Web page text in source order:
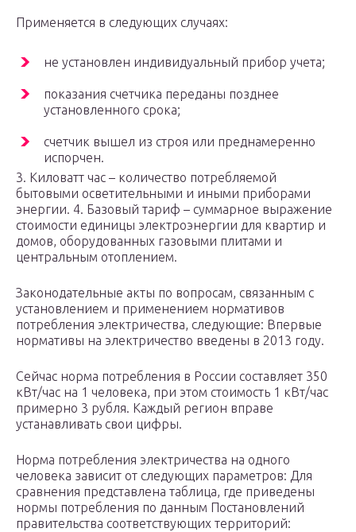
Применяется в следующих случаях:
не установлен индивидуальный прибор учета;
показания счетчика переданы позднее
установленного срока;
счетчик вышел из строя или преднамеренно
испорчен.
3. Киловатт час – количество потребляемой
бытовыми осветительными и иными приборами
энергии. 4. Базовый тариф – суммарное выражение
стоимости единицы электроэнергии для квартир и
домов, оборудованных газовыми плитами и
центральным отоплением.
Законодательные акты по вопросам, связанным с
установлением и применением нормативов
потребления электричества, следующие: Впервые
нормативы на электричество введены в 2013 году.
Сейчас норма потребления в России составляет 350
кВт/час на 1 человека, при этом стоимость 1 кВт/час
примерно 3 рубля. Каждый регион вправе
устанавливать свои цифры.
Норма потребления электричества на одного
человека зависит от следующих параметров: Для
сравнения представлена таблица, где приведены
нормы потребления по данным Постановлений
правительства соответствующих территорий: